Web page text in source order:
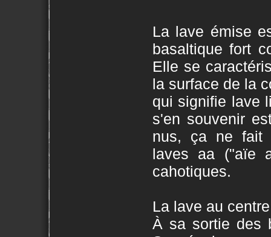
La lave émise
basaltique fort
Elle se
la surface de la
qui signifie lave
s'en souvenir
nus, ça ne fait
laves aa ("aïe
cahotiques.
La lave au
À sa sortie des